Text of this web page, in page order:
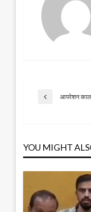
Post
Previous
आपरेशन
YOU MIGHT